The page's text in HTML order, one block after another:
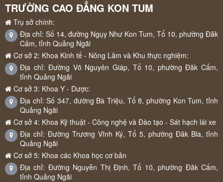
TRƯỜNG CAO ĐẲNG KON TUM
Trụ sở chính:
Địa chỉ: Số 14, đường Ngụy Như Kon Tum, Tổ 10, phường Đăk
Cấm, tỉnh Quảng Ngãi
Cơ sở 2: Khoa Kinh tế - Nông Lâm và Khu thực nghiệm:
Địa chỉ: Đường Võ Nguyên Giáp, Tổ 10, phường Đăk Cấm,
tỉnh Quảng Ngãi
Cơ sở 3: Khoa Y - Dược:
Địa chỉ: Số 347, đường Bà Triệu, Tổ 8, phường Kon Tum, tỉnh
Quảng Ngãi
Cơ sở 4: Khoa Kỹ thuật - Công nghệ và Đào tạo - Sát hạch lái xe
Địa chỉ: Đường Trương Vĩnh Ký, Tổ 5, phường Đăk Bla, tỉnh
Quảng Ngãi
Cơ sở 5: Khoa các Khoa học cơ bản
Địa chỉ: Đường Nguyễn Thị Định, Tổ 10, phường Đăk Cấm,
tỉnh Quảng Ngãi